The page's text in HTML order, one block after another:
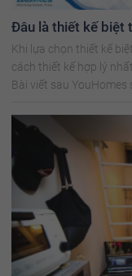
Đâu là thiết kế biệt
Khi lựa chọn thiết kế
cách thiết kế hợp lý
Bài viết sau YouHomes